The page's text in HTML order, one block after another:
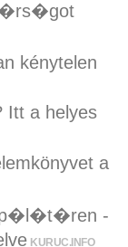
kénytelen
Itt a helyes
a
-
KURUC.INFO